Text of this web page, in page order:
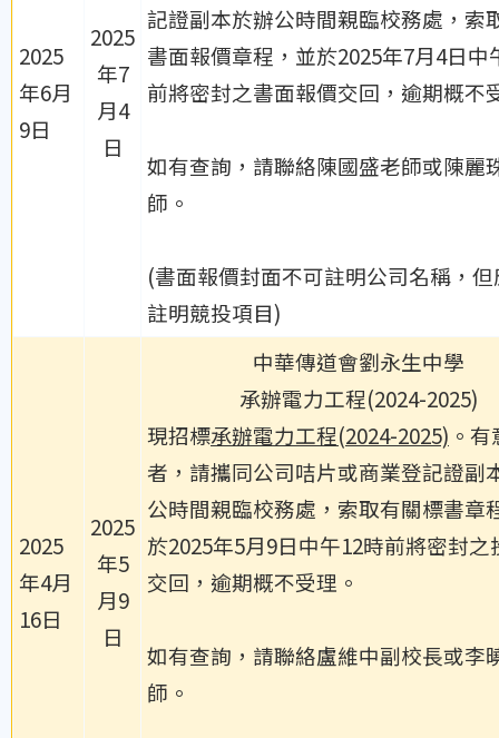
2025
年6月
9日
2025
年7
月4
日
記證副本於辦公時間親臨校務處，索
書面報價章程，並於2025年7月4日中
前將密封之書面報價交回，逾期概不
如有查詢，請聯絡陳國盛老師或陳麗
師。
(書面報價封面不可註明公司名稱，
註明競投項目)
2025
年4月
16日
2025
年5
月9
日
中華傳道會劉永生中學
承辦電力工程(2024-2025)
現招標承辦電力工程(2024-2025) 。
者，請攜同公司咭片或商業登記證副
公時間親臨校務處，索取有關標書章
於2025年5月9日中午12時前將密封之
交回，逾期概不受理。
如有查詢，請聯絡盧維中副校長或李
師。